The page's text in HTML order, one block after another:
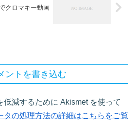
クロマキー動画
ントを書き込む
低減するために Akismet を使って
タの処理方法の詳細はこちらをご覧